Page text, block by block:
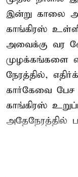
இன்று காலை
காங்கிரஸ்
அவைக்கு வர
முழக்கங்களை
நேரத்தில்,
கார்கேவை
காங்கிரஸ்
அதேநேரத்தில்